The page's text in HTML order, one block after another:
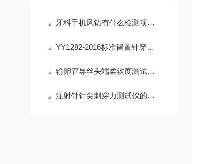
牙科手机风钻有什么检测项目切削性能
YY1282-2016标准留置针穿刺性能评价
输卵管导丝头端柔软度测试仪 弯曲所需最大力
注射针针尖刺穿力测试仪的应用与发展